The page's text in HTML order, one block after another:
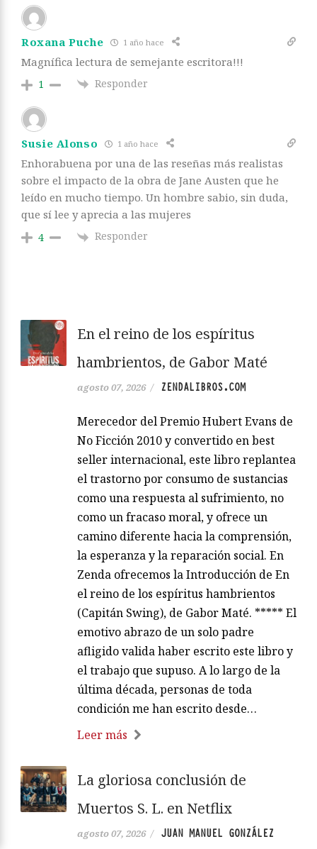
Roxana Puche 1 año hace
Magnífica lectura de semejante escritora!!!
1 Responder
Susie Alonso 1 año hace
Enhorabuena por una de las reseñas más realistas
sobre el impacto de la obra de Jane Austen que he
leído en mucho tiempo. Un hombre sabio, sin duda,
que sí lee y aprecia a las mujeres
4 Responder
En el reino de los espíritus
hambrientos, de Gabor Maté
agosto 07, 2026 / ZENDALIBROS.COM
Merecedor del Premio Hubert Evans de
No Ficción 2010 y convertido en best
seller internacional, este libro replantea
el trastorno por consumo de sustancias
como una respuesta al sufrimiento, no
como un fracaso moral, y ofrece un
camino diferente hacia la comprensión,
la esperanza y la reparación social. En
Zenda ofrecemos la Introducción de En
el reino de los espíritus hambrientos
(Capitán Swing), de Gabor Maté. ***** El
emotivo abrazo de un solo padre
afligido valida haber escrito este libro y
el trabajo que supuso. A lo largo de la
última década, personas de toda
condición me han escrito desde…
Leer más
La gloriosa conclusión de
Muertos S. L. en Netflix
agosto 07, 2026 / JUAN MANUEL GONZÁLEZ